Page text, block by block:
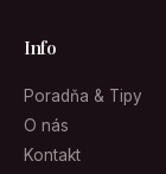
Info
Poradňa & Tipy
O nás
Kontakt